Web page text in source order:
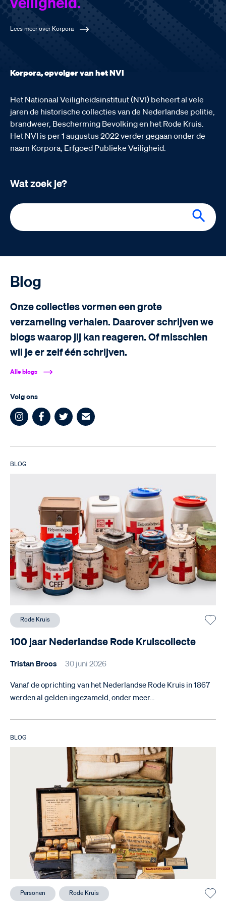
veiligheid.
Lees meer over Korpora
Korpora, opvolger van het NVI
Het Nationaal Veiligheidsinstituut (NVI) beheert al vele
jaren de historische collecties van de Nederlandse politie,
brandweer, Bescherming Bevolking en het Rode Kruis.
Het NVI is per 1 augustus 2022 verder gegaan onder de
naam Korpora, Erfgoed Publieke Veiligheid.
Wat zoek je?
Blog
Onze collecties vormen een grote
verzameling verhalen. Daarover schrijven we
blogs waarop jij kan reageren. Of misschien
wil je er zelf één schrijven.
Alle blogs
Volg ons
BLOG
Rode Kruis
100 jaar Nederlandse Rode Kruiscollecte
Tristan Broos 30 juni 2026
Vanaf de oprichting van het Nederlandse Rode Kruis in 1867
werden al gelden ingezameld, onder meer…
BLOG
Personen Rode Kruis